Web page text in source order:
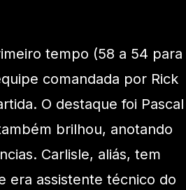
tempo (58 a 54 para
comandada por Rick
O destaque foi Pascal
brilhou, anotando
Carlisle, aliás, tem
era assistente técnico do